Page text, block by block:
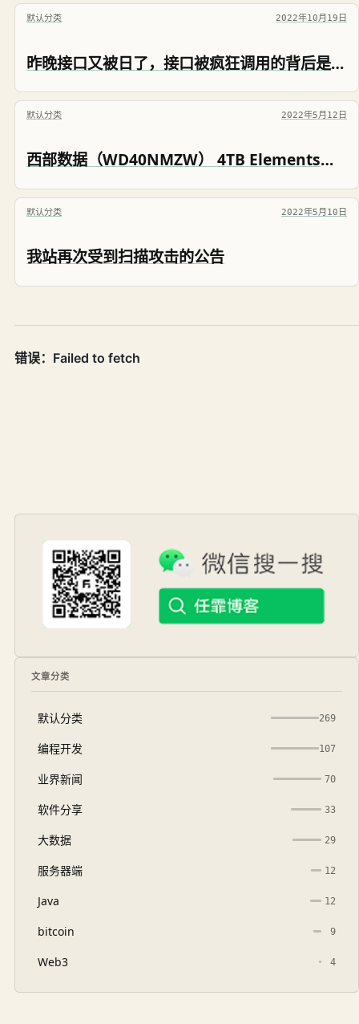
默认分类 2022年10月19日
昨晚接口又被日了，接口被疯狂调用的背后是人是鬼？是道德的沦丧还是人性的扭曲？
默认分类 2022年5月12日
西部数据（WD40NMZW） 4TB Elements（2060-800041-003）移动硬盘拆解记录
默认分类 2022年5月10日
我站再次受到扫描攻击的公告
文章分类
默认分类 269
编程开发 107
业界新闻 70
软件分享 33
大数据 29
服务器端 12
Java 12
bitcoin 9
Web3 4